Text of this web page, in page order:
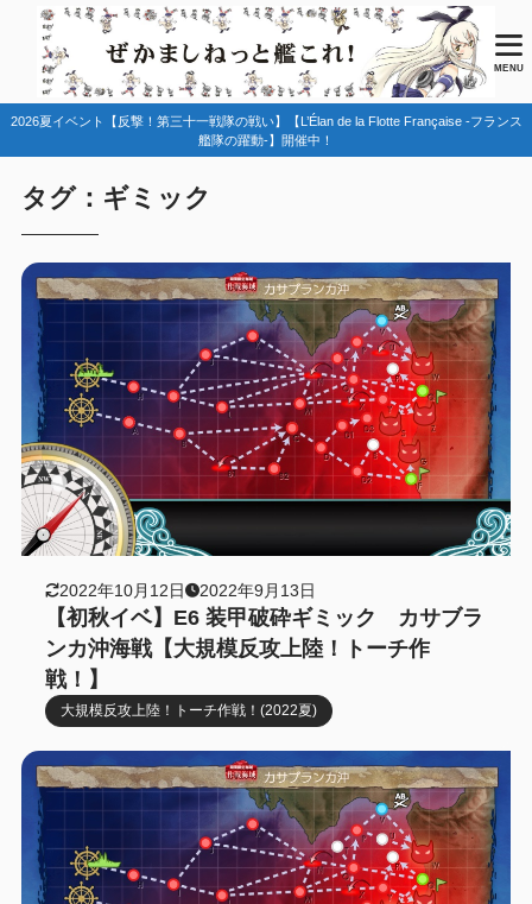
MENU
2026夏イベント【反撃！第三十一戦隊の戦い】【L’Élan de la Flotte Française -フランス
艦隊の躍動-】開催中！
タグ：ギミック
2022年10月12日 2022年9月13日
【初秋イベ】E6 装甲破砕ギミック カサブラ
ンカ沖海戦【大規模反攻上陸！トーチ作
戦！】
大規模反攻上陸！トーチ作戦！(2022夏)